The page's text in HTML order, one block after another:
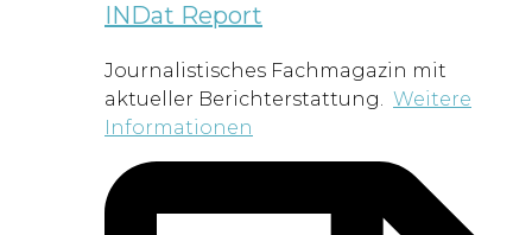
INDat Report
Journalistisches Fachmagazin mit
aktueller Berichterstattung. Weitere
Informationen